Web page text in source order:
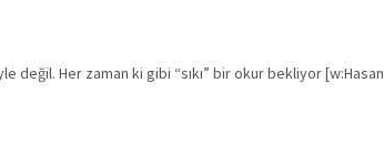
değil. Her zaman ki gibi “sıkı” bir okur bekliyor [w:Hasan